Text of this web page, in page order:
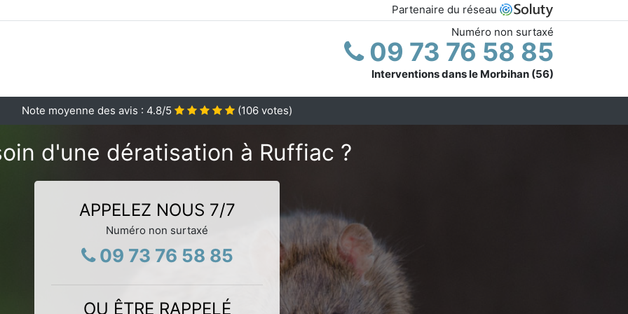
Partenaire du réseau
Numéro non surtaxé
09 73 76 58 85
Interventions dans le Morbihan (56)
Note moyenne des avis : 4.8/5 (106 votes)
d'une dératisation à Ruffiac ?
APPELEZ NOUS 7/7
Numéro non surtaxé
09 73 76 58 85
OU ÊTRE RAPPELÉ